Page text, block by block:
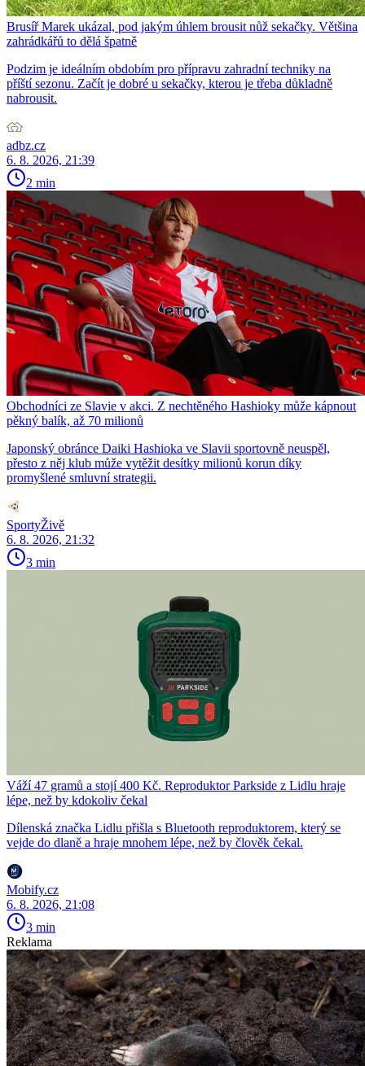
Brusíř Marek ukázal, pod jakým úhlem brousit nůž sekačky. Většina
zahrádkářů to dělá špatně
Podzim je ideálním obdobím pro přípravu zahradní techniky na
příští sezonu. Začít je dobré u sekačky, kterou je třeba důkladně
nabrousit.
adbz.cz
6. 8. 2026, 21:39
2 min
Obchodníci ze Slavie v akci. Z nechtěného Hashioky může kápnout
pěkný balík, až 70 milionů
Japonský obránce Daiki Hashioka ve Slavii sportovně neuspěl,
přesto z něj klub může vytěžit desítky milionů korun díky
promyšlené smluvní strategii.
SportyŽivě
6. 8. 2026, 21:32
3 min
Váží 47 gramů a stojí 400 Kč. Reproduktor Parkside z Lidlu hraje
lépe, než by kdokoliv čekal
Dílenská značka Lidlu přišla s Bluetooth reproduktorem, který se
vejde do dlaně a hraje mnohem lépe, než by člověk čekal.
Mobify.cz
6. 8. 2026, 21:08
3 min
Reklama